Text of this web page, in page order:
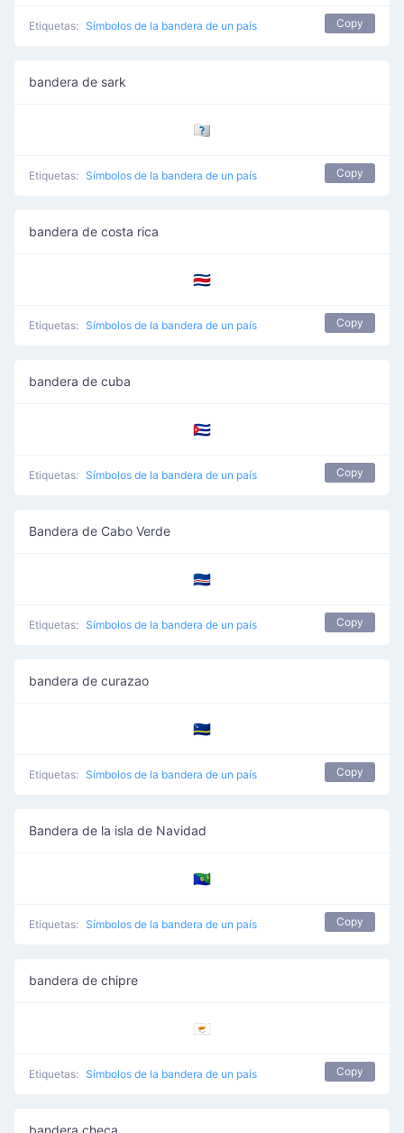
Etiquetas: Símbolos de la bandera de un país Copy
bandera de sark
🇨🇶
Etiquetas: Símbolos de la bandera de un país Copy
bandera de costa rica
🇨🇷
Etiquetas: Símbolos de la bandera de un país Copy
bandera de cuba
🇨🇺
Etiquetas: Símbolos de la bandera de un país Copy
Bandera de Cabo Verde
🇨🇻
Etiquetas: Símbolos de la bandera de un país Copy
bandera de curazao
🇨🇼
Etiquetas: Símbolos de la bandera de un país Copy
Bandera de la isla de Navidad
🇨🇽
Etiquetas: Símbolos de la bandera de un país Copy
bandera de chipre
🇨🇾
Etiquetas: Símbolos de la bandera de un país Copy
bandera checa